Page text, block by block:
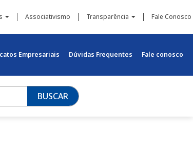
Associativismo Transparência Fale Conosco
Empresariais Dúvidas Frequentes Fale conosco
BUSCAR